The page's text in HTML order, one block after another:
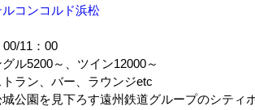
ルコンコルド浜松
00/11：00
ル5200～、ツイン12000～
トラン、バー、ラウンジetc
公園を見下ろす遠州鉄道グループのシティ